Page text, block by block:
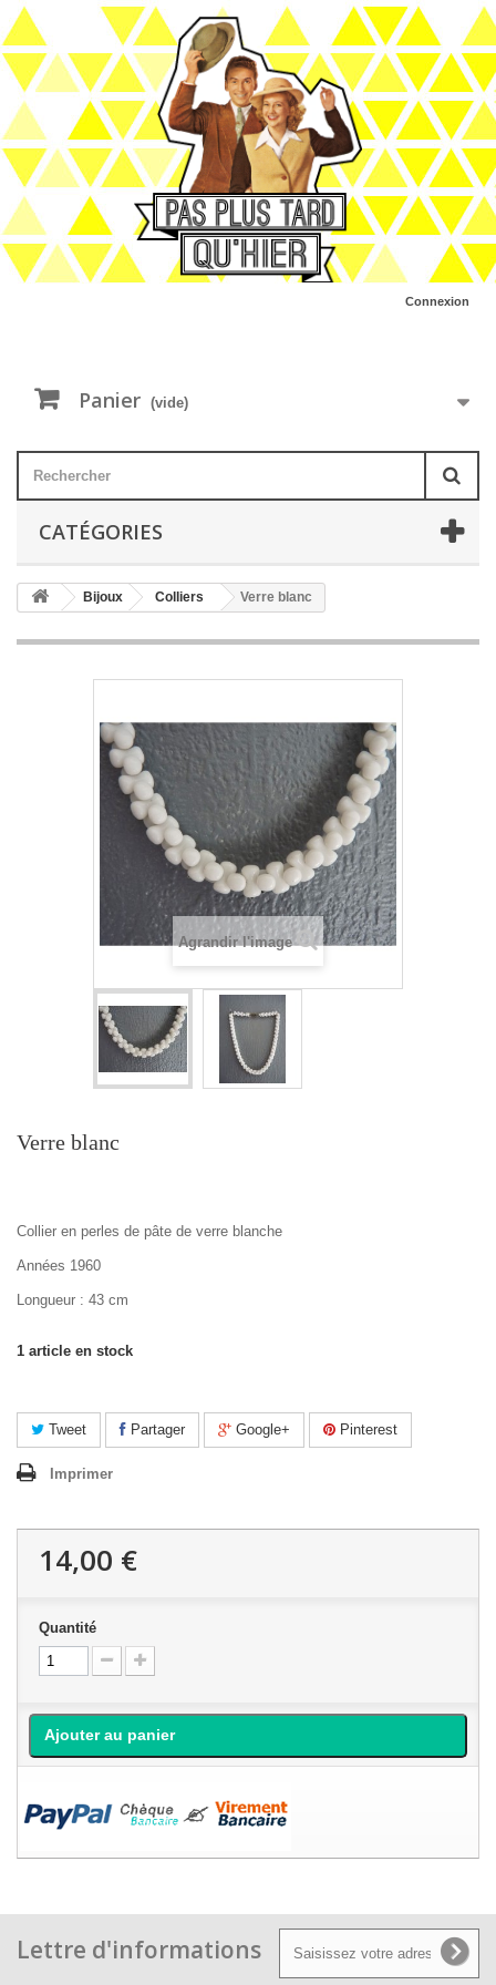
Connexion
Panier (vide)
CATÉGORIES
Bijoux Colliers Verre blanc
Agrandir l'image
Verre blanc
Collier en perles de pâte de verre blanche
Années 1960
Longueur : 43 cm
1 article en stock
Tweet Partager Google+ Pinterest
Imprimer
14,00 €
Quantité
Ajouter au panier
Lettre d'informations